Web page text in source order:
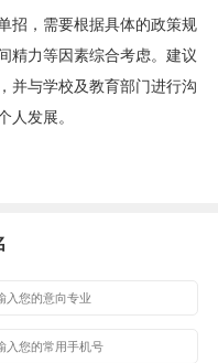
招，需要根据具体的政策规
精力等因素综合考虑。建议
并与学校及教育部门进行沟
人发展。